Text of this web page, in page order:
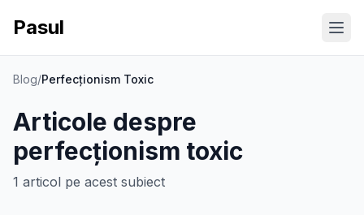
Pasul
Blog/Perfecționism Toxic
Articole despre
perfecționism toxic
1 articol pe acest subiect